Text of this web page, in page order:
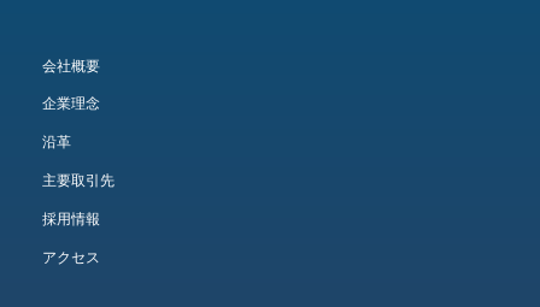
会社概要
企業理念
沿革
主要取引先
採用情報
アクセス